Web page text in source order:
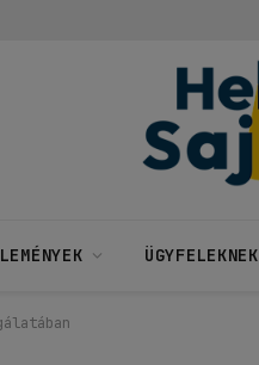
ÜGYFELEKNEK